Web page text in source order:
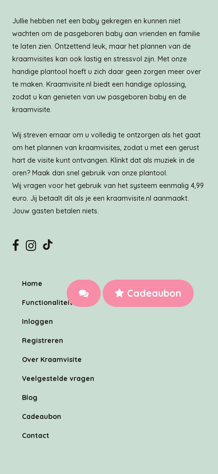
Cadeaubon
Jullie hebben net een baby gekregen en kunnen niet
wachten om de pasgeboren baby aan vrienden en familie
te laten zien. Ontzettend leuk, maar het plannen van de
kraamvisites kan ook lastig en stressvol zijn. Met onze
handige plantool hoeft u zich daar geen zorgen meer over
te maken. Kraamvisite.nl biedt een handige oplossing,
zodat u kan genieten van uw pasgeboren baby en de
kraamvisite.
Wij streven ernaar om u volledig te ontzorgen als het gaat
om het plannen van kraamvisites, zodat u met een gerust
hart de visite kunt ontvangen. Klinkt dat als muziek in de
oren? Maak dan snel gebruik van onze plantool.
Wij vragen voor het gebruik van het systeem eenmalig 4,99
euro. Jij betaalt dit als je een kraamvisite.nl aanmaakt.
Jouw gasten betalen niets.
Home
Functionaliteiten
Inloggen
Registreren
Over Kraamvisite
Veelgestelde vragen
Blog
Cadeaubon
Contact